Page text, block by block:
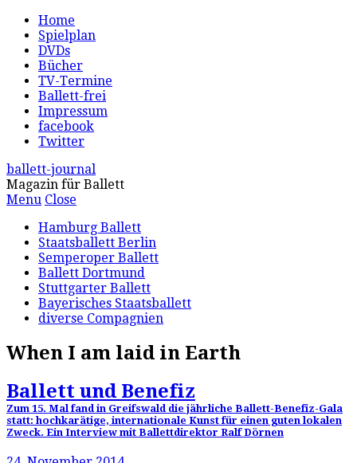
Home
Spielplan
DVDs
Bücher
TV-Termine
Ballett-frei
Impressum
facebook
Twitter
ballett-journal
Magazin für Ballett
Menu Close
Hamburg Ballett
Staatsballett Berlin
Semperoper Ballett
Ballett Dortmund
Stuttgarter Ballett
Bayerisches Staatsballett
diverse Compagnien
When I am laid in Earth
Ballett und Benefiz
Zum 15. Mal fand in Greifswald die jährliche Ballett-Benefiz-Gala
statt: hochkarätige, internationale Kunst für einen guten lokalen
Zweck. Ein Interview mit Ballettdirektor Ralf Dörnen